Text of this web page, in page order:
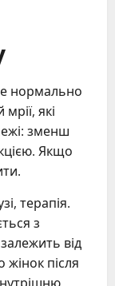
нормально
які
зменш
Якщо
терапія.
з
від
жінок після